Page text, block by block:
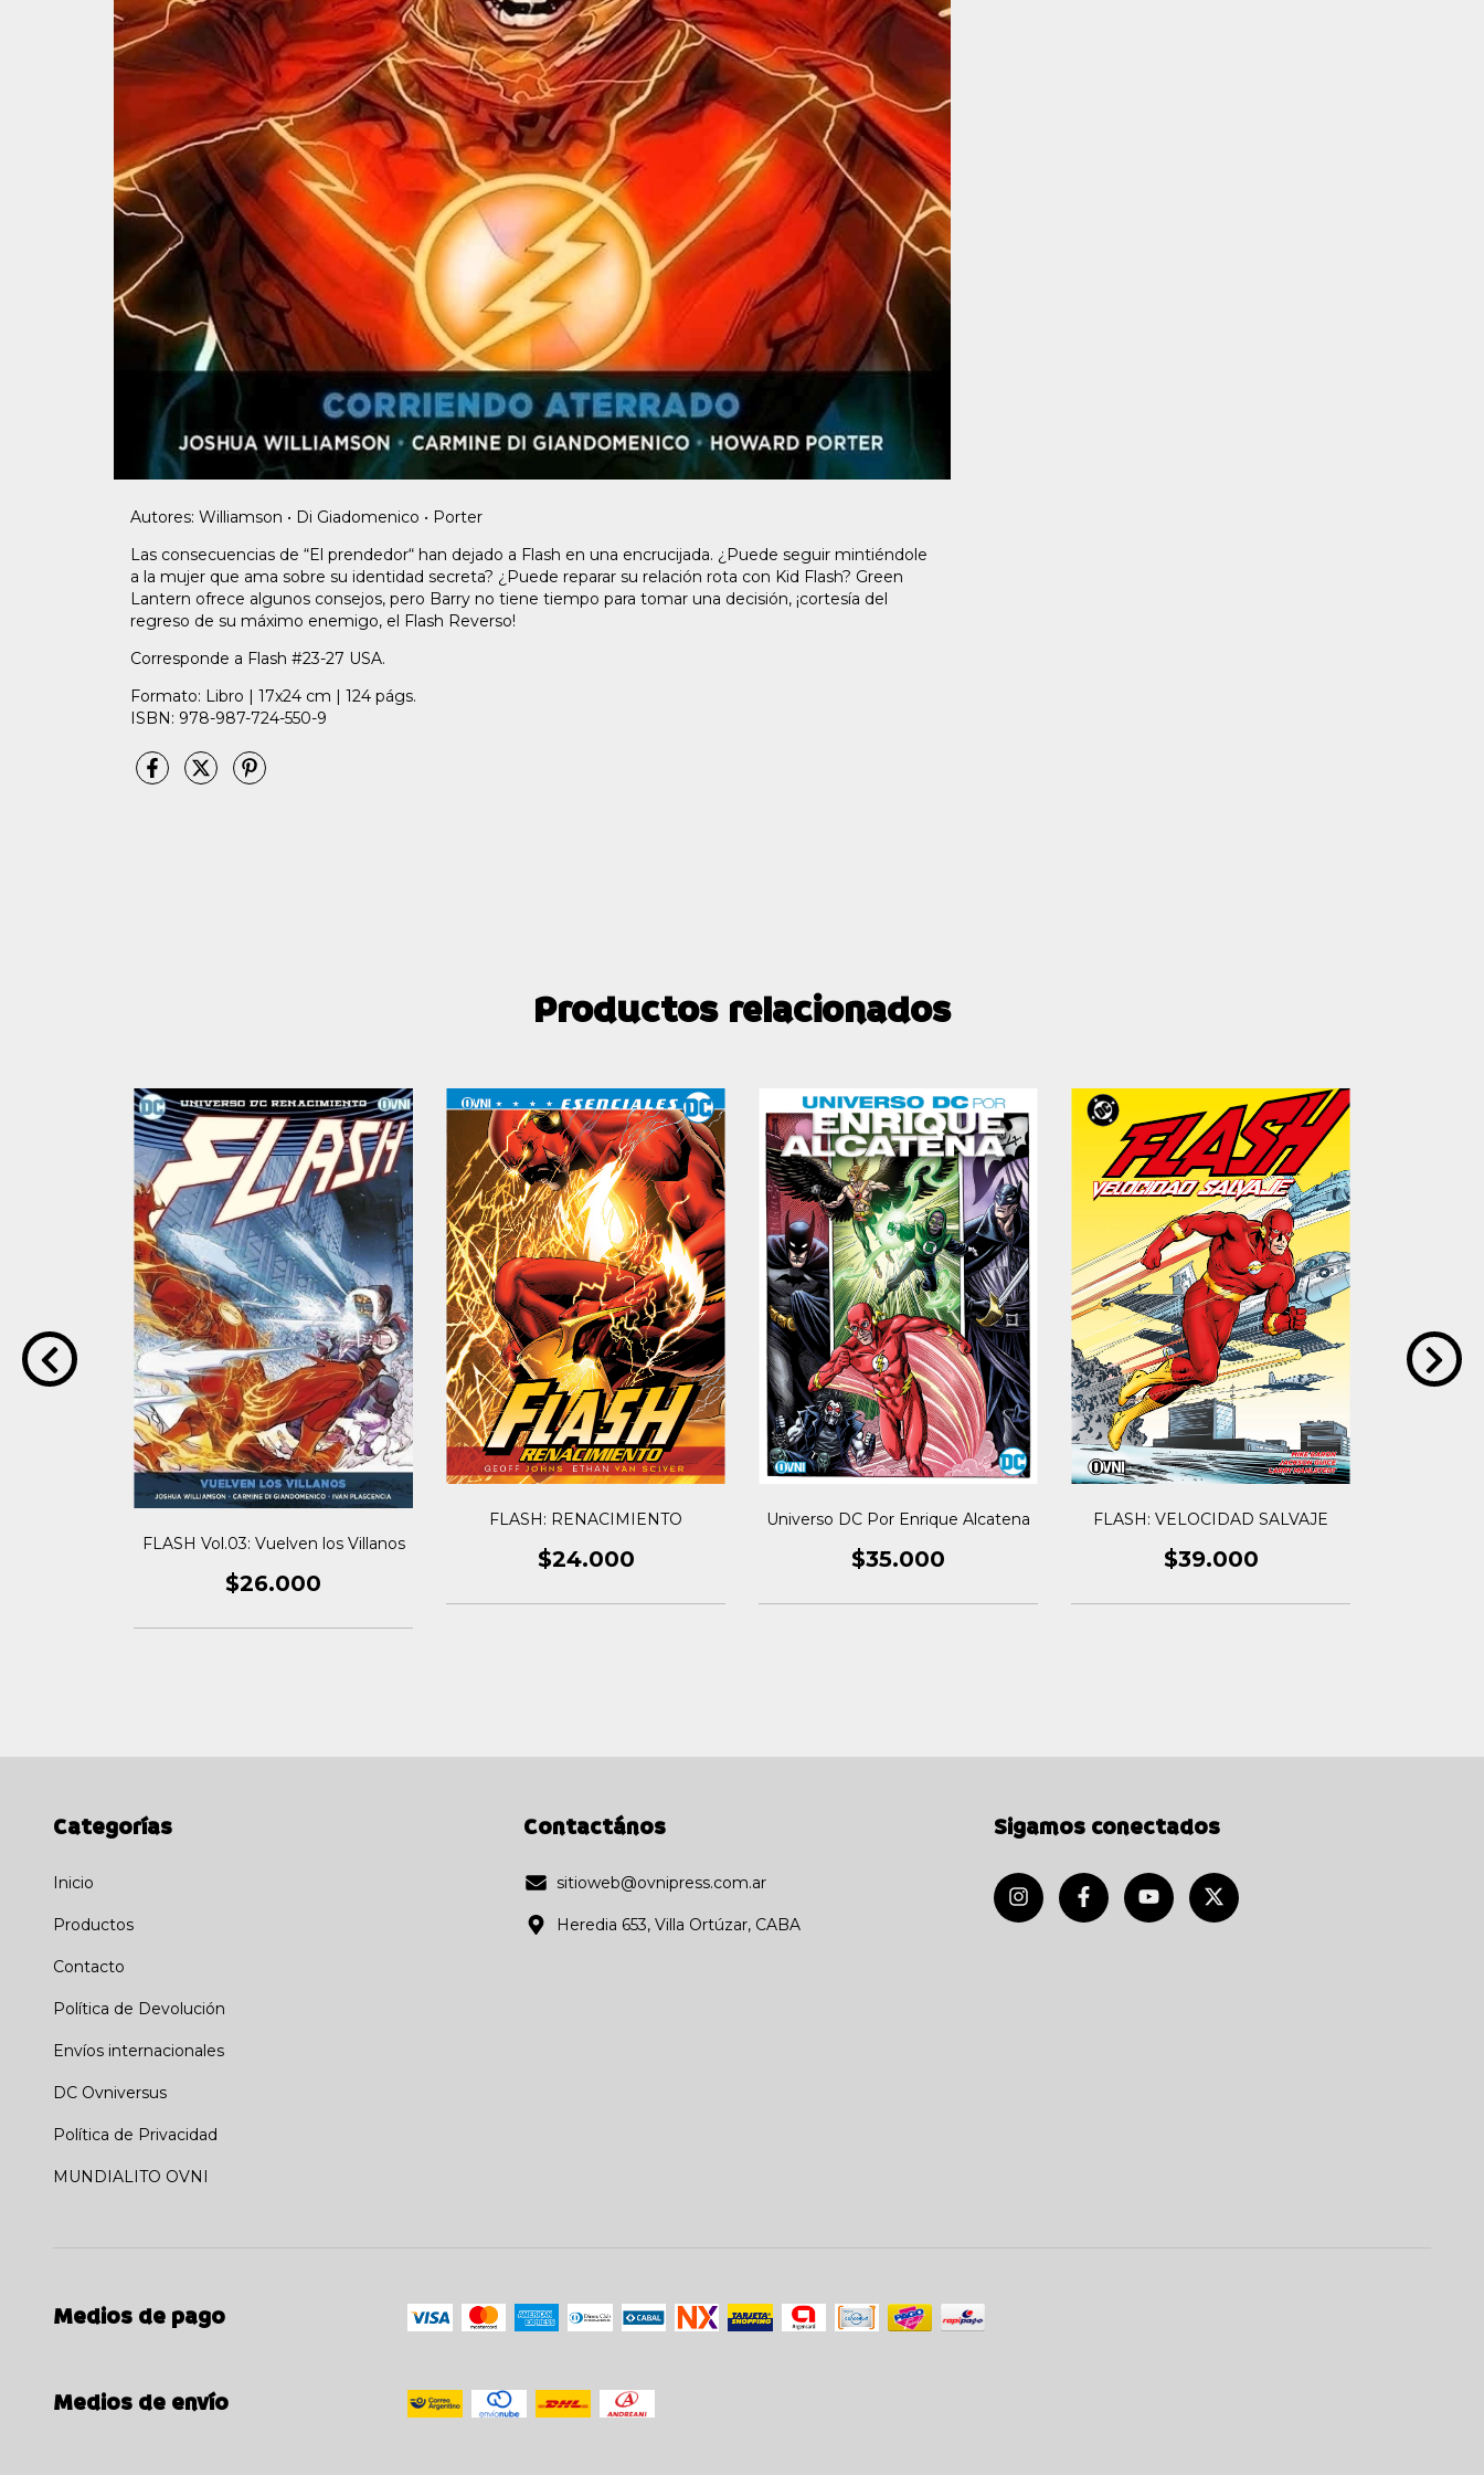
Autores: Williamson • Di Giadomenico • Porter
Las consecuencias de “El prendedor“ han dejado a Flash en una encrucijada. ¿Puede seguir mintiéndole
a la mujer que ama sobre su identidad secreta? ¿Puede reparar su relación rota con Kid Flash? Green
Lantern ofrece algunos consejos, pero Barry no tiene tiempo para tomar una decisión, ¡cortesía del
regreso de su máximo enemigo, el Flash Reverso!
Corresponde a Flash #23-27 USA.
Formato: Libro | 17x24 cm | 124 págs.
ISBN: 978-987-724-550-9
Productos relacionados
FLASH Vol.03: Vuelven los Villanos
$26.000
FLASH: RENACIMIENTO
$24.000
Universo DC Por Enrique Alcatena
$35.000
FLASH: VELOCIDAD SALVAJE
$39.000
Categorías
Inicio
Productos
Contacto
Política de Devolución
Envíos internacionales
DC Ovniversus
Política de Privacidad
MUNDIALITO OVNI
Contactános
sitioweb@ovnipress.com.ar
Heredia 653, Villa Ortúzar, CABA
Sigamos conectados
Medios de pago
Medios de envío